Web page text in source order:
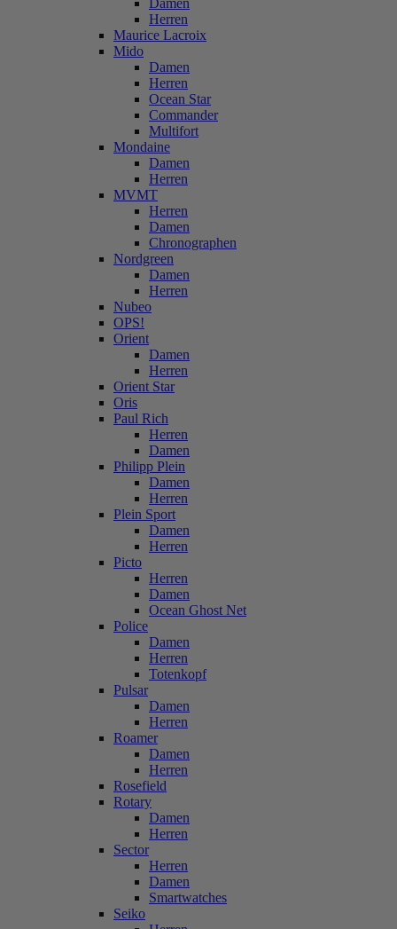
Damen
Herren
Maurice Lacroix
Mido
Damen
Herren
Ocean Star
Commander
Multifort
Mondaine
Damen
Herren
MVMT
Herren
Damen
Chronographen
Nordgreen
Damen
Herren
Nubeo
OPS!
Orient
Damen
Herren
Orient Star
Oris
Paul Rich
Herren
Damen
Philipp Plein
Damen
Herren
Plein Sport
Damen
Herren
Picto
Herren
Damen
Ocean Ghost Net
Police
Damen
Herren
Totenkopf
Pulsar
Damen
Herren
Roamer
Damen
Herren
Rosefield
Rotary
Damen
Herren
Sector
Herren
Damen
Smartwatches
Seiko